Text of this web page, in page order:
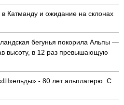
в Катманду и ожидание на склонах
бегунья покорила Альпы —
высоту, в 12 раз превышающую
- 80 лет альплагерю. С